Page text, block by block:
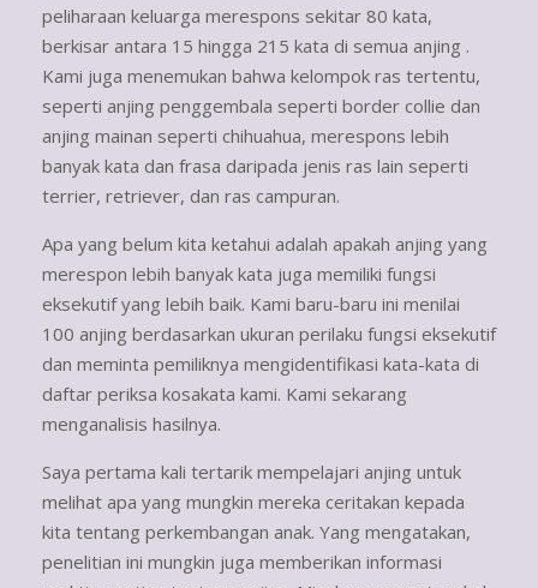
peliharaan keluarga merespons sekitar 80 kata,
berkisar antara 15 hingga 215 kata di semua anjing .
Kami juga menemukan bahwa kelompok ras tertentu,
seperti anjing penggembala seperti border collie dan
anjing mainan seperti chihuahua, merespons lebih
banyak kata dan frasa daripada jenis ras lain seperti
terrier, retriever, dan ras campuran.
Apa yang belum kita ketahui adalah apakah anjing yang
merespon lebih banyak kata juga memiliki fungsi
eksekutif yang lebih baik. Kami baru-baru ini menilai
100 anjing berdasarkan ukuran perilaku fungsi eksekutif
dan meminta pemiliknya mengidentifikasi kata-kata di
daftar periksa kosakata kami. Kami sekarang
menganalisis hasilnya.
Saya pertama kali tertarik mempelajari anjing untuk
melihat apa yang mungkin mereka ceritakan kepada
kita tentang perkembangan anak. Yang mengatakan,
penelitian ini mungkin juga memberikan informasi